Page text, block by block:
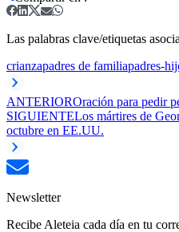
Las palabras clave/etiquetas
crianzapadres de familiapadres-
ANTERIOROración para pedir
SIGUIENTELos mártires de
octubre en EE.UU.
Newsletter
Recibe Aleteia cada día en tu